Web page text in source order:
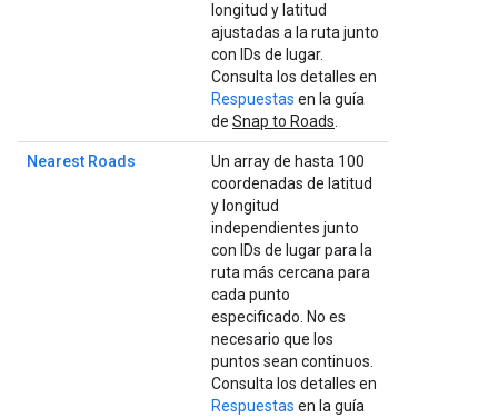
longitud y latitud
ajustadas a la ruta junto
con IDs de lugar.
Consulta los detalles en
Respuestas en la guía
de Snap to Roads
Nearest Roads
Un array de hasta 100
coordenadas de latitud
y longitud
independientes junto
con IDs de lugar para la
ruta más cercana para
cada punto
especificado. No es
necesario que los
puntos sean continuos.
Consulta los detalles en
Respuestas en la guía